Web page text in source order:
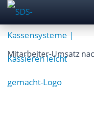
Mitarbeiter-Umsatz